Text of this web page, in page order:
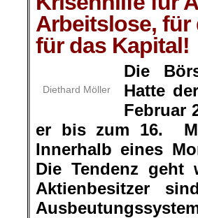
Diethard Möller
Die
Hatte
Februar
er bis zum 16.
Innerhalb eines
Die Tendenz
Aktienbesitzer
wurde es hektisch
.
Geld unbegrenzt